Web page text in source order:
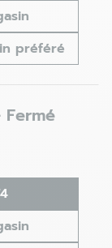
préféré